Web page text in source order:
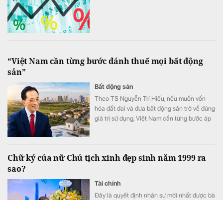
“Việt Nam cần từng bước đánh thuế mọi bất động
sản”
Bất động sản
Theo TS Nguyễn Trí Hiếu, nếu muốn vốn
hóa đất đai và đưa bất động sản trở về đúng
giá trị sử dụng, Việt Nam cần từng bước áp
Chữ ký của nữ Chủ tịch xinh đẹp sinh năm 1999 ra
sao?
Tài chính
Đây là quyết định nhân sự mới nhất được bà